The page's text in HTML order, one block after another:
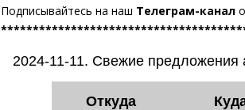
Подписывайтесь на наш Телеграм-канало
2024-11-11. Свежие предложения
Откуда